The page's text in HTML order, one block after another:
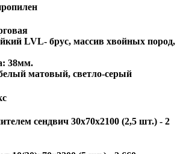
LVL- брус, массив хвойных пород,
38мм.
матовый, светло-серый
сендвич 30х70х2100 (2,5 шт.) - 2